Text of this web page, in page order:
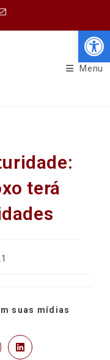
Menu
terá
suas mídias